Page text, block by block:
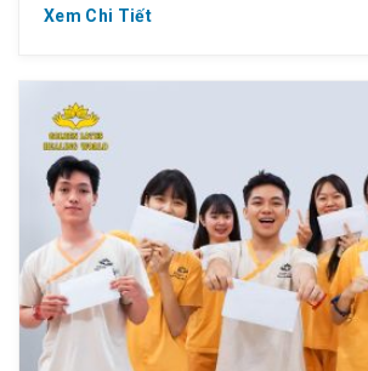
phải chăng? Mời bạn ghé Golden
Xem Chi Tiết